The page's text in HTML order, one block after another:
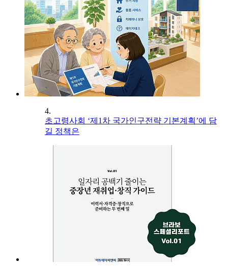
4.
초고령사회 ‘제1차 국가인구전략 기본계획’에 담
길 정책은